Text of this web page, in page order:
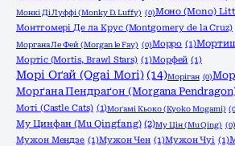
Монкі Ді Луффі (Monky D. Luffy) (0)Моно (Mono)
Монтгомері Де ла Крус (Montgomery de la Cruz)
Моргана Ле Фей (Morgan le Fay) (0)Морро (1)
Мортіс (Mortis, Brawl Stars) (1)Морфей (1)
Морі Оґай (Ogai Mori) (14)Моріган (0)
Морґана Пендраґон (Morgana
Моті (Castle Cats) (1)Моґамі Кьоко (Kyoko Mogami)
Му Цинфан (Mu Qingfang) (2)Му Цін (Mu Qing) (0)
Мужон Мендзе (1)Мужон Чен (1)Мужон Чуі (1)